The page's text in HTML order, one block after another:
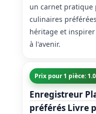
un carnet pratique
culinaires
héritage et
à l'avenir.
Prix pour 1 pièce:
Enregistreur
préférés Livre